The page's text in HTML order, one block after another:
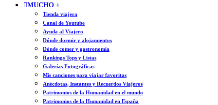
MUCHO +
Tienda viajera
Canal de Youtube
Ayuda al Viajero
Dónde dormir y alojamientos
Dónde comer y gastronomía
Rankings Tops y Listas
Galerías Fotográficas
Mis canciones para viajar favoritas
Anécdotas, Instantes y Recuerdos Viajeros
Patrimonios de la Humanidad en el mundo
Patrimonios de la Humanidad en España